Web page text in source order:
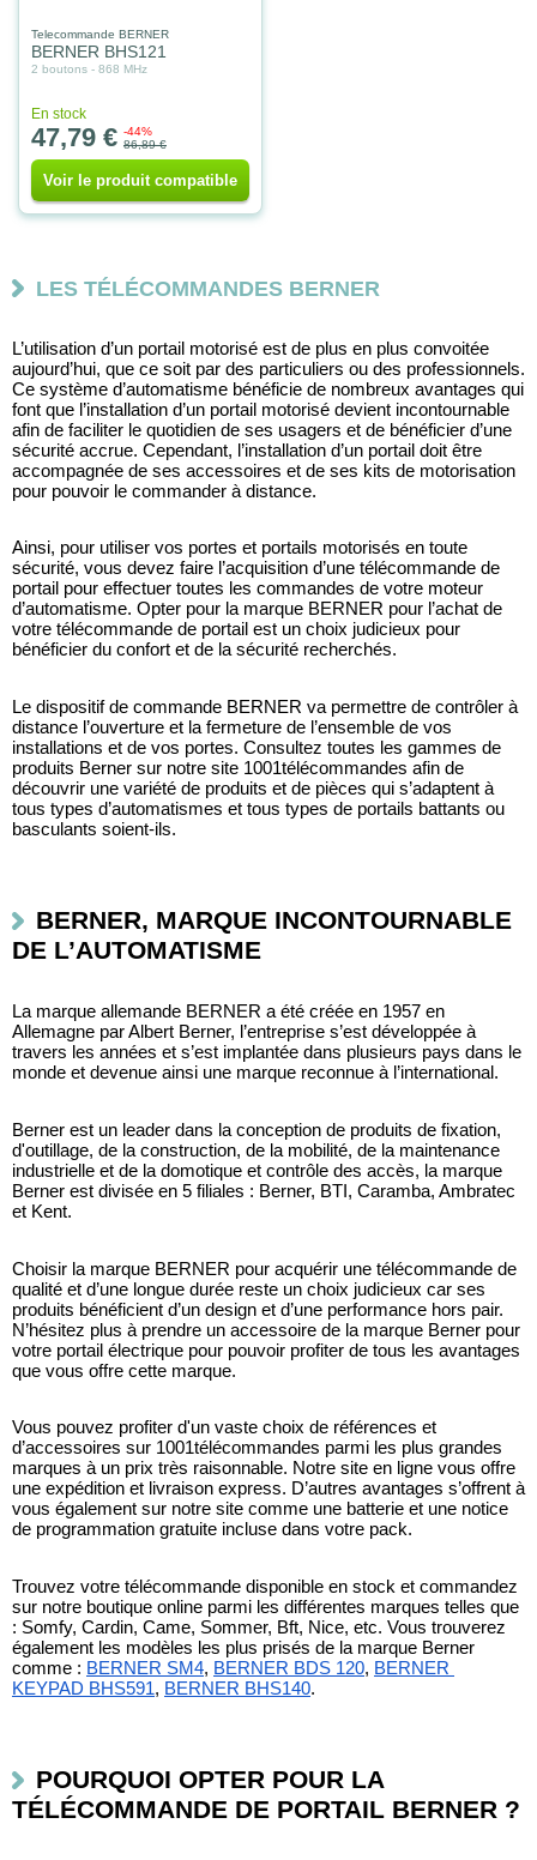
Telecommande BERNER
BERNER BHS121
2 boutons - 868 MHz
En stock
47,79 € -44%
86,89 €
Voir le produit compatible
LES TÉLÉCOMMANDES BERNER
L’utilisation d’un portail motorisé est de plus en plus convoitée
aujourd’hui, que ce soit par des particuliers ou des professionnels.
Ce système d’automatisme bénéficie de nombreux avantages qui
font que l’installation d’un portail motorisé devient incontournable
afin de faciliter le quotidien de ses usagers et de bénéficier d’une
sécurité accrue. Cependant, l’installation d’un portail doit être
accompagnée de ses accessoires et de ses kits de motorisation
pour pouvoir le commander à distance.
Ainsi, pour utiliser vos portes et portails motorisés en toute
sécurité, vous devez faire l’acquisition d’une télécommande de
portail pour effectuer toutes les commandes de votre moteur
d’automatisme. Opter pour la marque BERNER pour l’achat de
votre télécommande de portail est un choix judicieux pour
bénéficier du confort et de la sécurité recherchés.
Le dispositif de commande BERNER va permettre de contrôler à
distance l’ouverture et la fermeture de l’ensemble de vos
installations et de vos portes. Consultez toutes les gammes de
produits Berner sur notre site 1001télécommandes afin de
découvrir une variété de produits et de pièces qui s’adaptent à
tous types d’automatismes et tous types de portails battants ou
basculants soient-ils.
BERNER, MARQUE INCONTOURNABLE
DE L’AUTOMATISME
La marque allemande BERNER a été créée en 1957 en
Allemagne par Albert Berner, l’entreprise s’est développée à
travers les années et s’est implantée dans plusieurs pays dans le
monde et devenue ainsi une marque reconnue à l’international.
Berner est un leader dans la conception de produits de fixation,
d'outillage, de la construction, de la mobilité, de la maintenance
industrielle et de la domotique et contrôle des accès, la marque
Berner est divisée en 5 filiales : Berner, BTI, Caramba, Ambratec
et Kent.
Choisir la marque BERNER pour acquérir une télécommande de
qualité et d’une longue durée reste un choix judicieux car ses
produits bénéficient d’un design et d’une performance hors pair.
N’hésitez plus à prendre un accessoire de la marque Berner pour
votre portail électrique pour pouvoir profiter de tous les avantages
que vous offre cette marque.
Vous pouvez profiter d'un vaste choix de références et
d’accessoires sur 1001télécommandes parmi les plus grandes
marques à un prix très raisonnable. Notre site en ligne vous offre
une expédition et livraison express. D’autres avantages s’offrent à
vous également sur notre site comme une batterie et une notice
de programmation gratuite incluse dans votre pack.
Trouvez votre télécommande disponible en stock et commandez
sur notre boutique online parmi les différentes marques telles que
: Somfy, Cardin, Came, Sommer, Bft, Nice, etc. Vous trouverez
également les modèles les plus prisés de la marque Berner
comme : BERNER SM4, BERNER BDS 120, BERNER
KEYPAD BHS591, BERNER BHS140.
POURQUOI OPTER POUR LA
TÉLÉCOMMANDE DE PORTAIL BERNER ?